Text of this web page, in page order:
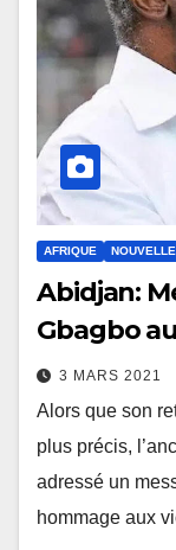
AFRIQUE
Abidjan:
Gbagbo
3 MARS 2021
Alors que son
plus précis,
adressé un
hommage aux